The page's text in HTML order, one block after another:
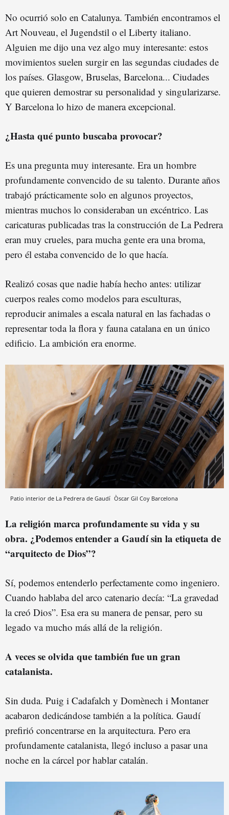
No ocurrió solo en Catalunya. También encontramos el
Art Nouveau, el Jugendstil o el Liberty italiano.
Alguien me dijo una vez algo muy interesante: estos
movimientos suelen surgir en las segundas ciudades de
los países. Glasgow, Bruselas, Barcelona... Ciudades
que quieren demostrar su personalidad y singularizarse.
Y Barcelona lo hizo de manera excepcional.
¿Hasta qué punto buscaba provocar?
Es una pregunta muy interesante. Era un hombre
profundamente convencido de su talento. Durante años
trabajó prácticamente solo en algunos proyectos,
mientras muchos lo consideraban un excéntrico. Las
caricaturas publicadas tras la construcción de La Pedrera
eran muy crueles, para mucha gente era una broma,
pero él estaba convencido de lo que hacía.
Realizó cosas que nadie había hecho antes: utilizar
cuerpos reales como modelos para esculturas,
reproducir animales a escala natural en las fachadas o
representar toda la flora y fauna catalana en un único
edificio. La ambición era enorme.
Patio interior de La Pedrera de Gaudí Òscar Gil Coy Barcelona
La religión marca profundamente su vida y su
obra. ¿Podemos entender a Gaudí sin la etiqueta de
“arquitecto de Dios”?
Sí, podemos entenderlo perfectamente como ingeniero.
Cuando hablaba del arco catenario decía: “La gravedad
la creó Dios”. Esa era su manera de pensar, pero su
legado va mucho más allá de la religión.
A veces se olvida que también fue un gran
catalanista.
Sin duda. Puig i Cadafalch y Domènech i Montaner
acabaron dedicándose también a la política. Gaudí
prefirió concentrarse en la arquitectura. Pero era
profundamente catalanista, llegó incluso a pasar una
noche en la cárcel por hablar catalán.